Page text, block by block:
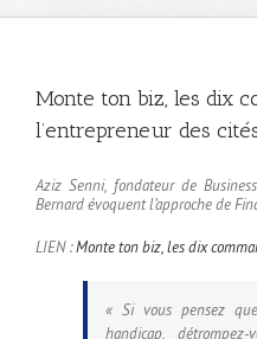
Monte ton biz, les dix
l’entrepreneur des
Aziz Senni, fondateur de
Bernard évoquent l’approche de
LIEN :Monte ton biz, les dix
« Si vous pensez
handicap,